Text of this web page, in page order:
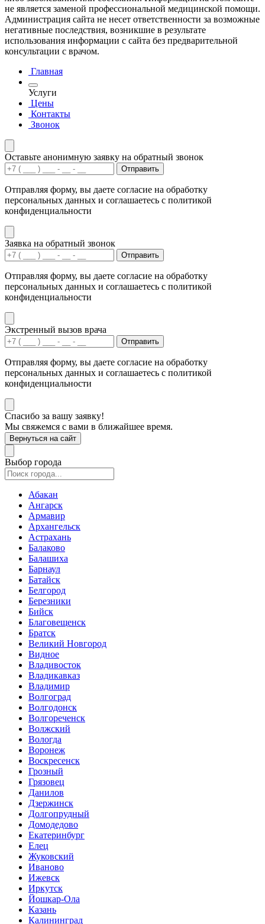
не является заменой профессиональной медицинской помощи.
Администрация сайта не несет ответственности за возможные
негативные последствия, возникшие в результате
использования информации с сайта без предварительной
консультации с врачом.
Главная
Услуги
Цены
Контакты
Звонок
Оставьте анонимную заявку на обратный звонок
Отправить
Отправляя форму, вы даете согласие на обработку
персональных данных и соглашаетесь с политикой
конфиденциальности
Заявка на обратный звонок
Отправить
Отправляя форму, вы даете согласие на обработку
персональных данных и соглашаетесь с политикой
конфиденциальности
Экстренный вызов врача
Отправить
Отправляя форму, вы даете согласие на обработку
персональных данных и соглашаетесь с политикой
конфиденциальности
Спасибо за вашу заявку!
Мы свяжемся с вами в ближайшее время.
Вернуться на сайт
Выбор города
Абакан
Ангарск
Армавир
Архангельск
Астрахань
Балаково
Балашиха
Барнаул
Батайск
Белгород
Березники
Бийск
Благовещенск
Братск
Великий Новгород
Видное
Владивосток
Владикавказ
Владимир
Волгоград
Волгодонск
Волгореченск
Волжский
Вологда
Воронеж
Воскресенск
Грозный
Грязовец
Данилов
Дзержинск
Долгопрудный
Домодедово
Екатеринбург
Елец
Жуковский
Иваново
Ижевск
Иркутск
Йошкар-Ола
Казань
Калининград